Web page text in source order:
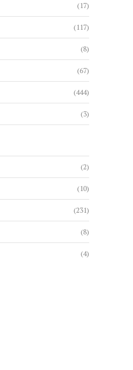
LEGACY TOUR »,
(17)
(117)
(8)
(67)
(444)
(3)
(2)
(10)
(231)
(8)
(4)